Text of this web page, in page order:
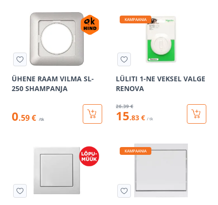
ÜHENE RAAM VILMA SL-
250 SHAMPANJA
0.59 € /tk
KAMPAANIA
LÜLITI 1-NE VEKSEL VALGE
RENOVA
26.39 €
15.83 € / tk
KAMPAANIA